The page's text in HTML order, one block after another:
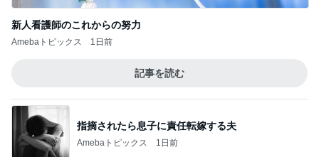
新人看護師のこれからの努力
Amebaトピックス 1日前
記事を読む
指摘されたら息子に責任転嫁する夫
Amebaトピックス 1日前